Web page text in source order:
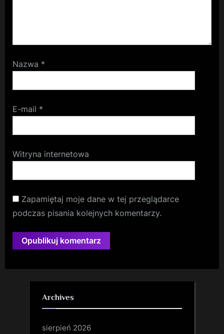
Nazwa *
E-mail *
Witryna internetowa
Zapamiętaj moje dane w tej przeglądarce
podczas pisania kolejnych komentarzy.
Archives
sierpień 2026